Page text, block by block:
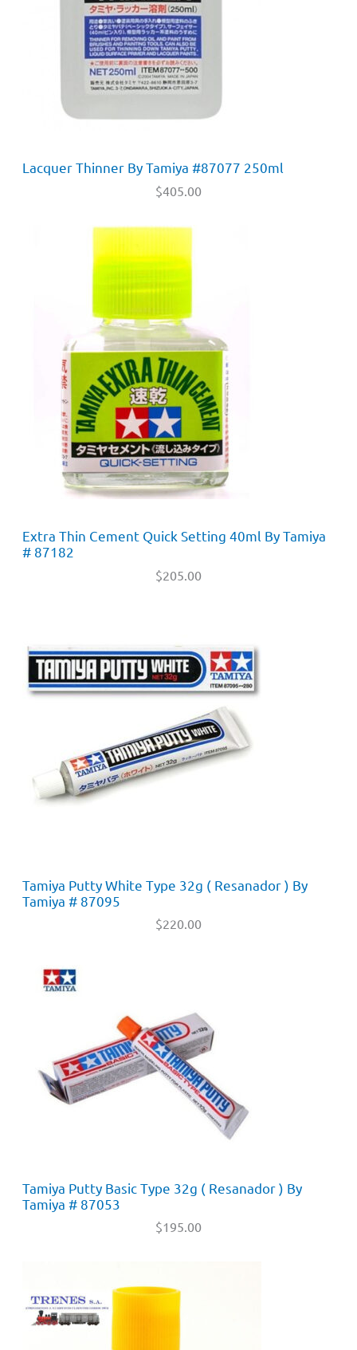
Lacquer Thinner By Tamiya #87077 250ml
$405.00
Extra Thin Cement Quick Setting 40ml By Tamiya
# 87182
$205.00
Tamiya Putty White Type 32g ( Resanador ) By
Tamiya # 87095
$220.00
Tamiya Putty Basic Type 32g ( Resanador ) By
Tamiya # 87053
$195.00